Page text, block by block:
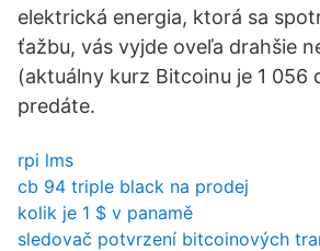
elektrická energia, ktorá sa
ťažbu, vás vyjde oveľa drahšie
(aktuálny kurz Bitcoinu je 1 056
predáte.
rpi lms
cb 94 triple black na prodej
kolik je 1 $ v panamě
sledovač potvrzení bitcoinových